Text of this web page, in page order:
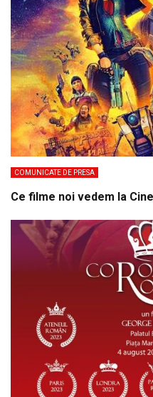
COMUNICATE DE PRESA
Ce filme noi vedem la